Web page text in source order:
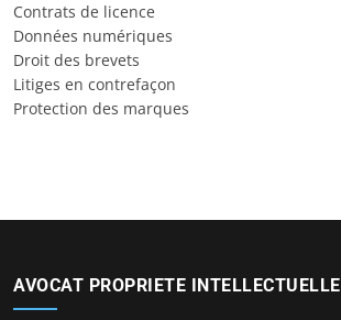
Contrats de licence
Données numériques
Droit des brevets
Litiges en contrefaçon
Protection des marques
AVOCAT PROPRIETE INTELLECTUELLE